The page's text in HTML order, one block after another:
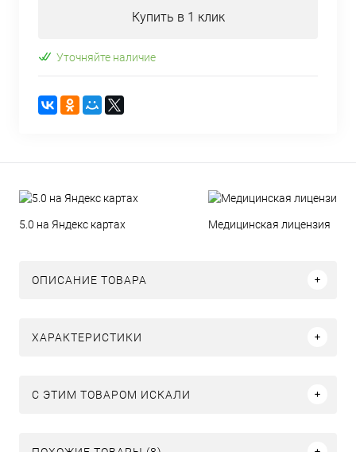
Купить в 1 клик
Уточняйте наличие
5.0 на Яндекс картах Медицинская лицензия
ОПИСАНИЕ ТОВАРА
ХАРАКТЕРИСТИКИ
C ЭТИМ ТОВАРОМ ИСКАЛИ